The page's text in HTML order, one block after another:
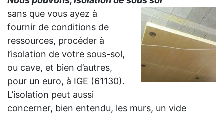
sans que vous ayez à
fournir de conditions de
ressources, procéder à
l’isolation de votre sous-sol,
ou cave, et bien d’autres,
pour un euro, à IGE (61130).
L’isolation peut aussi
concerner, bien entendu, les murs, un vide